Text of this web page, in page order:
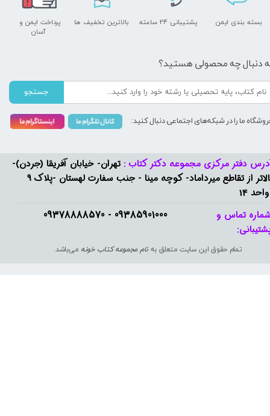
09385901000 - 09378888570​​​​​​​
دفتر مرکزی مجموعه دکتر کتاب : تهران- خیابان آفریقا (جردن)-
بالاتر از تقاطع میرداماد- کوچه مینا - جنب سفارت لهستان -پلاک 9
14
تمام حقوق این سایت متعلق بهنام مجموعه کتاب خونه می‌باشد.
تماس و
پشتیبانی ۲۴ ساعته
پرداخت ایمن و ​​​​​​​
آسان
بسته بندی ایمن بالاترین تخفیف ها
دنبال چه محصولی هستید؟
جستجو
ما را در شبکه‌های اجتماعی دنبال کنید: